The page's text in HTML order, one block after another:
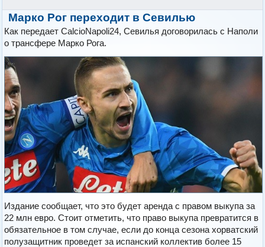
Марко Рог переходит в Севилью
Как передает CalcioNapoli24, Севилья договорилась с Наполи
о трансфере Марко Рога.
Издание сообщает, что это будет аренда с правом выкупа за
22 млн евро. Стоит отметить, что право выкупа превратится в
обязательное в том случае, если до конца сезона хорватский
полузащитник проведет за испанский коллектив более 15